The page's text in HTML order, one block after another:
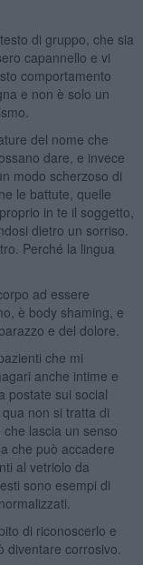
di gruppo, che sia
capannello e vi
comportamento
e non è solo un
del nome che
dare, e invece
modo scherzoso di
le battute, quelle
in te il soggetto,
dietro un sorriso.
Perché la lingua
ad essere
è body shaming, e
e del dolore.
che mi
anche intime e
postate sui social
non si tratta di
lascia un senso
che può accadere
al vetriolo da
sono esempi di
di riconoscerlo e
corrosivo.